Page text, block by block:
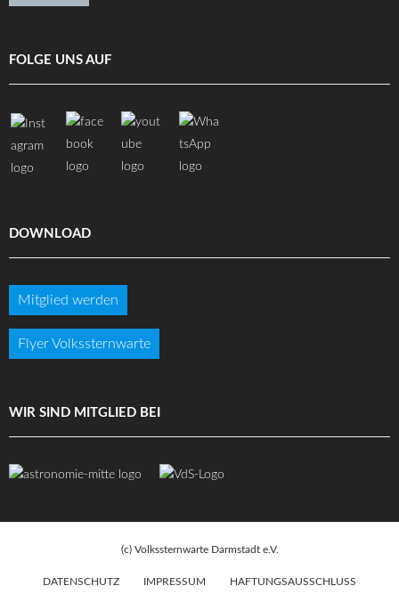
FOLGE UNS AUF
DOWNLOAD
Mitglied werden
Flyer Volkssternwarte
WIR SIND MITGLIED BEI
(c) Volkssternwarte Darmstadt e.V.
DATENSCHUTZ IMPRESSUM HAFTUNGSAUSSCHLUSS